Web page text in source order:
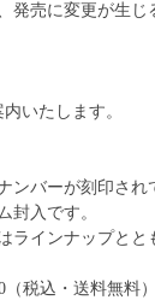
発売に変更が生じ
いたします。
ンバーが刻印され
封入です。
ラインナップとと
税込・送料無料）